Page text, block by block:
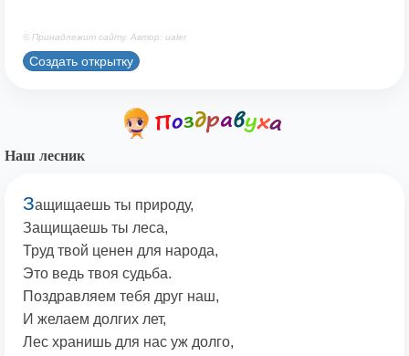
© Принадлежит сайту. Автор: ualer
Создать открытку
Наш лесник
Защищаешь ты природу,
Защищаешь ты леса,
Труд твой ценен для народа,
Это ведь твоя судьба.
Поздравляем тебя друг наш,
И желаем долгих лет,
Лес хранишь для нас уж долго,